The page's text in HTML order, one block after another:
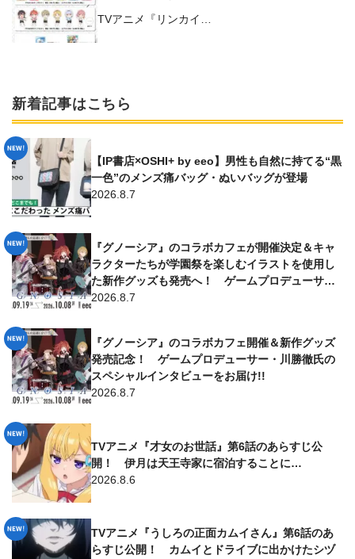
TVアニメ『リンカイ…
新着記事はこちら
【IP書店×OSHI+ by eeo】男性も自然に持てる“黒
一色”のメンズ痛バッグ・ぬいバッグが登場
2026.8.7
『グノーシア』のコラボカフェが開催決定＆キャ
ラクターたちが学園祭を楽しむイラストを使用し
た新作グッズも発売へ！ ゲームプロデューサー
からのコメントはファン必見!!
2026.8.7
『グノーシア』のコラボカフェ開催＆新作グッズ
発売記念！ ゲームプロデューサー・川勝徹氏の
スペシャルインタビューをお届け!!
2026.8.7
TVアニメ『才女のお世話』第6話のあらすじ公
開！ 伊月は天王寺家に宿泊することに…
2026.8.6
TVアニメ『うしろの正面カムイさん』第6話のあ
らすじ公開！ カムイとドライブに出かけたシヅ